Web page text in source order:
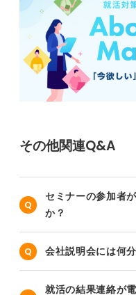
その他関連Q&A
セミナーの参加者
か？
会社説明会には何
就活の結果連絡が